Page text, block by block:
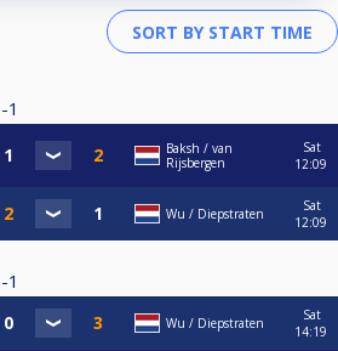
-1
Baksh / van
Rijsbergen
Sat
12:09
Wu / Diepstraten
Sat
12:09
-1
Wu / Diepstraten
Sat
14:19